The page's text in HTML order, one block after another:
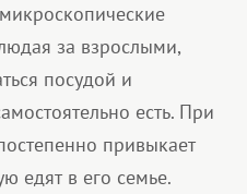
за взрослыми,
посудой и
есть. При
привыкает
едят в его семье.